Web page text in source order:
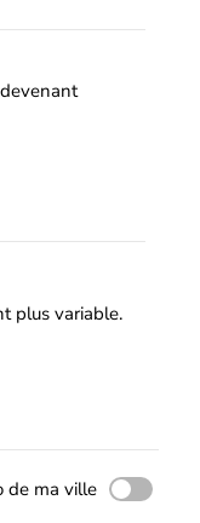
plus variable.
de ma ville